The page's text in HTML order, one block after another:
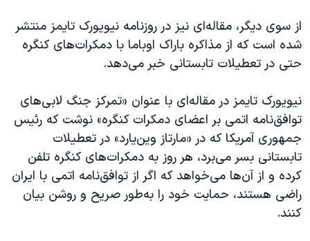
از سوی دیگر، مقاله‌ای نیز در روزنامه نیویورک تایمز منتشر
شده است که از مذاکره باراک اوباما با دمکرات‌های کنگره
حتی در تعطیلات تابستانی خبر می‌دهد.
نيويورک تايمز در مقاله‌ای با عنوان «تمرکز جنگ لابی‌های
توافق‌نامه اتمی بر اعضای دمکرات کنگره‌» نوشت که رئيس
جمهوری آمریکا که در «مارتاز وين‌‌يارد» در تعطيلات
تابستانی بسر می‌برد، هر روز به دمکرات‌های کنگره تلفن
کرده و از آن‌ها می‌خواهد که اگر از توافق‌نامه اتمی با ايران
راضی هستند، حمايت خود را به‌طور صريح و روشن بيان
کنند.